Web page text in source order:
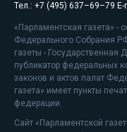
Тел.: +7 (495) 637–69–79 E-
«Парламентская газета»
Федерального Собрания
газеты -
публикатор федеральных
законов и актов палат
газета» имеет пункты
федерации.
Сайт «Парламентской